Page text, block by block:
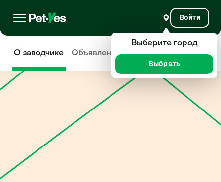
Войти
О заводчике Объявления Отзывы
Выберите город
Выбрать